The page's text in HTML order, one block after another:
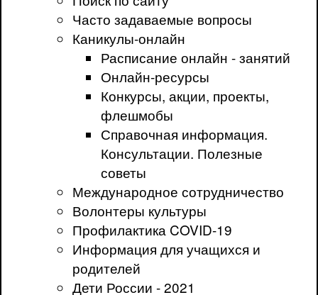
Часто задаваемые вопросы
Каникулы-онлайн
Расписание онлайн - занятий
Онлайн-ресурсы
Конкурсы, акции, проекты,
флешмобы
Справочная информация.
Консультации. Полезные
советы
Международное сотрудничество
Волонтеры культуры
Профилактика COVID-19
Информация для учащихся и
родителей
Дети России - 2021